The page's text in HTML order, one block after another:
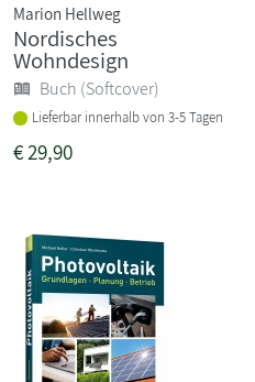
Marion Hellweg
Nordisches
Wohndesign
Buch (Softcover)
Lieferbar innerhalb von 3-5 Tagen
€29,90